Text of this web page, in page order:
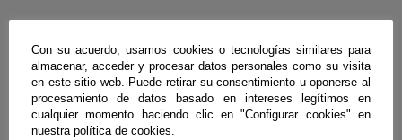
#CienciaDirecta
Con su acuerdo, usamos cookies o tecnologías similares para
almacenar, acceder y procesar datos personales como su visita
en este sitio web. Puede retirar su consentimiento u oponerse al
procesamiento de datos basado en intereses legítimos en
cualquier momento haciendo clic en "Configurar cookies" en
nuestra política de cookies.